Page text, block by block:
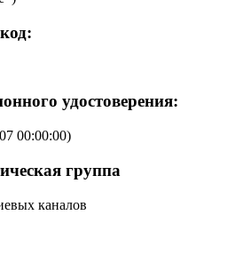
удостоверения:
00:00:00)
группа
каналов